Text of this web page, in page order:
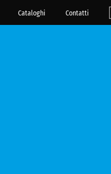
Cataloghi Contatti